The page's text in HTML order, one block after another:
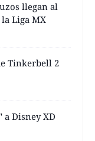
llegan al
Liga MX
Tinkerbell 2
Disney XD